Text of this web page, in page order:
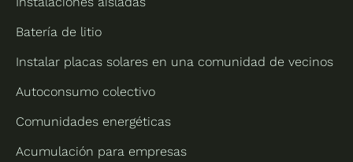
Batería de litio
Instalar placas solares en una comunidad de vecinos
Autoconsumo colectivo
Comunidades energéticas
Acumulación para empresas